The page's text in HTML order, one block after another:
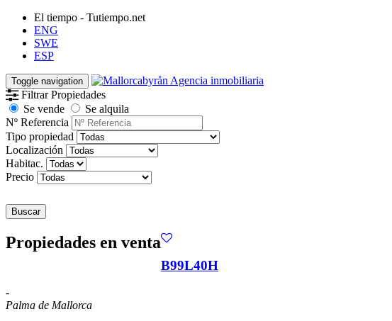
El tiempo - Tutiempo.net
ENG
SWE
ESP
Toggle navigation
Filtrar Propiedades
Se vende
Se alquila
Nº Referencia
Tipo propiedad
Localización
Habitac.
Precio
Buscar
Propiedades en venta
B99L40H
-
Palma de Mallorca